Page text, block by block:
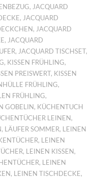
, JACQUARD
, JACQUARD
, JACQUARD
, JACQUARD
, JACQUARD TISCHSET,
, KISSEN FRÜHLING,
PREISWERT, KISSEN
FRÜHLING,
FRÜHLING,
GOBELIN, KÜCHENTUCH
LEINEN ,
, LÄUFER SOMMER,
LEINEN
,
LEINEN
, LEINEN KISSEN ,
,
LEINEN
, LEINEN TISCHDECKE,